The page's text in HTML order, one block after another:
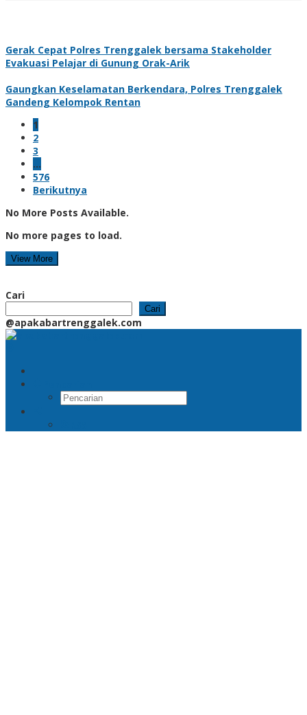
Gerak Cepat Polres Trenggalek bersama Stakeholder
Evakuasi Pelajar di Gunung Orak-Arik
Gaungkan Keselamatan Berkendara, Polres Trenggalek
Gandeng Kelompok Rentan
1
2
3
…
576
Berikutnya
No More Posts Available.
No more pages to load.
View More
Cari
Cari
@apakabartrenggalek.com